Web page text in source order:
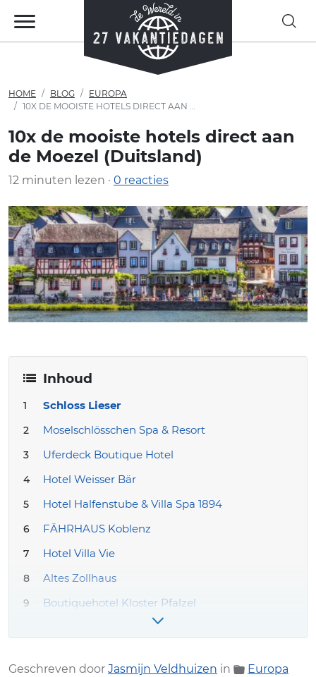
HOME BLOG
EUROPA
10X DE MOOISTE HOTELS DIRECT AAN DE MOEZEL (DUITSLAND)
10x de mooiste hotels direct aan
de Moezel (Duitsland)
12 minuten lezen · 0 reacties
Inhoud
Schloss Lieser
Moselschlösschen Spa & Resort
Uferdeck Boutique Hotel
Hotel Weisser Bär
Hotel Halfenstube & Villa Spa 1894
FÄHRHAUS Koblenz
Hotel Villa Vie
Altes Zollhaus
Boutiquehotel Kloster Pfalzel
Weinromantikhotel Richtershof
Geschreven door Jasmijn Veldhuizen in Europa